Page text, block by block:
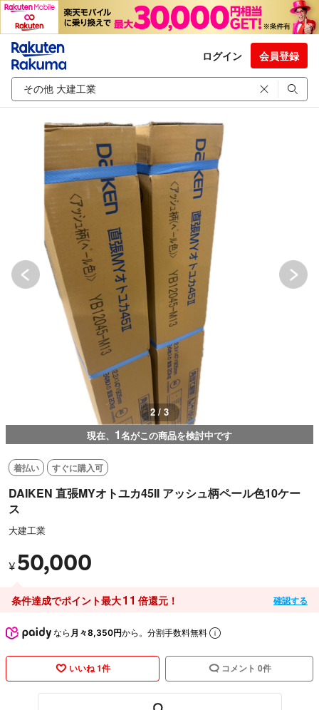
ログイン 会員登録
2 / 3
現在、 1名がこの商品を検討中です
着払い すぐに購入可
DAIKEN 直張MYオトユカ45II アッシュ柄ペール色10ケー
ス
大建工業
¥ 50,000
条件達成でポイント最大11 倍還元！ 確認する
なら 月々8,350円から。分割手数料無料
いいね 1件 コメント 0件